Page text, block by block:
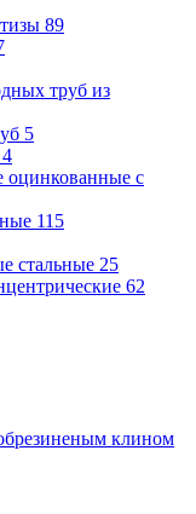
89
труб из
5
4
оцинкованные с
115
стальные 25
62
клином